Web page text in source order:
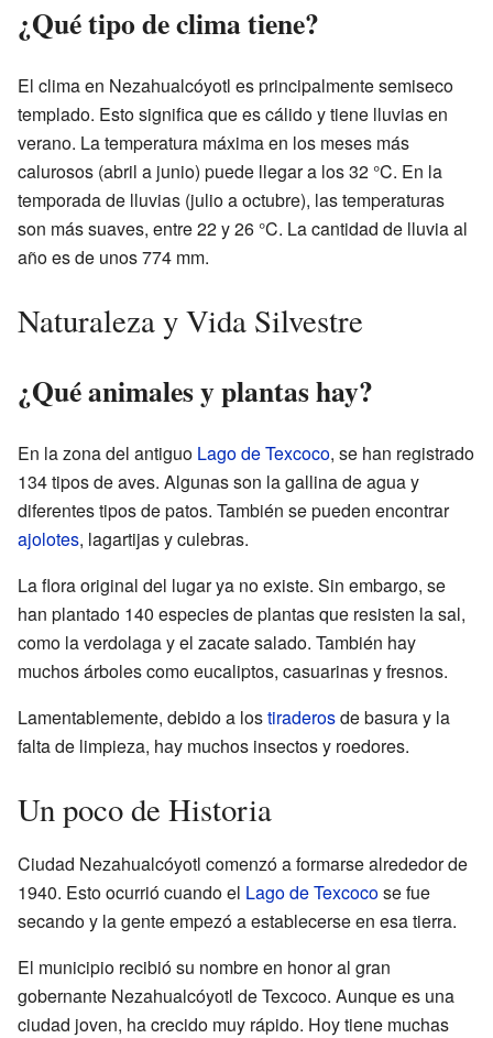
¿Qué tipo de clima tiene?
El clima en Nezahualcóyotl es principalmente semiseco
templado. Esto significa que es cálido y tiene lluvias en
verano. La temperatura máxima en los meses más
calurosos (abril a junio) puede llegar a los 32 °C. En la
temporada de lluvias (julio a octubre), las temperaturas
son más suaves, entre 22 y 26 °C. La cantidad de lluvia al
año es de unos 774 mm.
Naturaleza y Vida Silvestre
¿Qué animales y plantas hay?
En la zona del antiguo Lago de Texcoco, se han registrado
134 tipos de aves. Algunas son la gallina de agua y
diferentes tipos de patos. También se pueden encontrar
ajolotes, lagartijas y culebras.
La flora original del lugar ya no existe. Sin embargo, se
han plantado 140 especies de plantas que resisten la sal,
como la verdolaga y el zacate salado. También hay
muchos árboles como eucaliptos, casuarinas y fresnos.
Lamentablemente, debido a lostiraderosde basura y la
falta de limpieza, hay muchos insectos y roedores.
Un poco de Historia
Ciudad Nezahualcóyotl comenzó a formarse alrededor de
1940. Esto ocurrió cuando el Lago de Texcocose fue
secando y la gente empezó a establecerse en esa tierra.
El municipio recibió su nombre en honor al gran
gobernante Nezahualcóyotl de Texcoco. Aunque es una
ciudad joven, ha crecido muy rápido. Hoy tiene muchas